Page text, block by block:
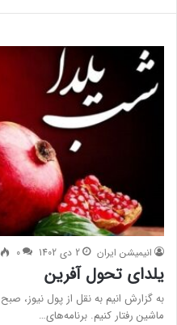
انیمیشن ایران 2 دی 1402 0
یلدای تحول آفرین
به گزارش انیم به نقل از پول نیوز،
ماشین رفتار کنیم. برنامه‌های…